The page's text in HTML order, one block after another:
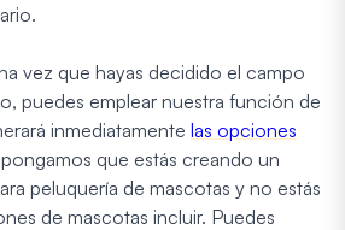
vez que hayas decidido el campo
puedes emplear nuestra función de
inmediatamente las opciones
que estás creando un
peluquería de mascotas y no estás
de mascotas incluir. Puedes